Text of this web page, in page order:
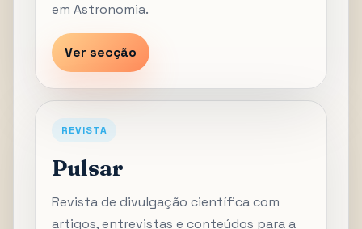
em Astronomia.
Ver secção
REVISTA
Pulsar
Revista de divulgação científica com
artigos, entrevistas e conteúdos para a